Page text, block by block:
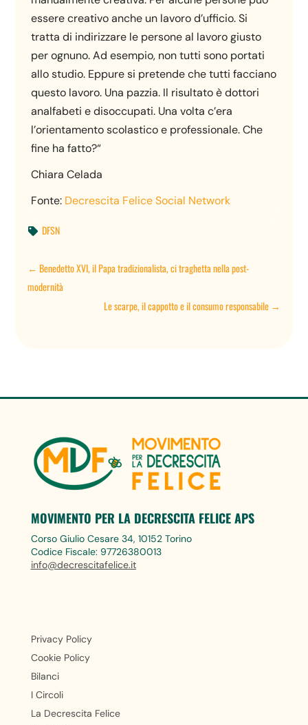
essere creativo anche un lavoro d’ufficio. Si
tratta di indirizzare le persone al lavoro giusto
per ognuno. Ad esempio, non tutti sono portati
allo studio. Eppure si pretende che tutti facciano
questo lavoro. Una pazzia. Il risultato è dottori
analfabeti e disoccupati. Una volta c’era
l’orientamento scolastico e professionale. Che
fine ha fatto?“
Chiara Celada
Fonte: Decrescita Felice Social Network
 DFSN
←Benedetto XVI, il Papa tradizionalista, ci traghetta nella post-
modernità
Le scarpe, il cappotto e il consumo responsabile→
MOVIMENTO PER LA DECRESCITA FELICE APS
Corso Giulio Cesare 34, 10152 Torino
Codice Fiscale: 97726380013
info@decrescitafelice.it
Privacy Policy
Cookie Policy
Bilanci
I Circoli
La Decrescita Felice